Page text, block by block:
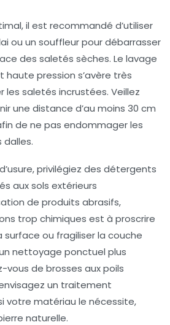
il est recommandé d’utiliser
ou un souffleur pour débarrasser
des saletés sèches. Le lavage
haute pression s’avère très
les saletés incrustées. Veillez
une distance d’au moins 30 cm
de ne pas endommager les
dalles.
privilégiez des détergents
aux sols extérieurs
de produits abrasifs,
trop chimiques est à proscrire
surface ou fragiliser la couche
nettoyage ponctuel plus
vous de brosses aux poils
un traitement
votre matériau le nécessite,
naturelle.